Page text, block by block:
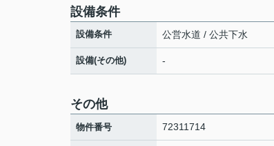
設備条件
設備条件 公営水道 / 公共下水
設備(その他) -
その他
物件番号 72311714